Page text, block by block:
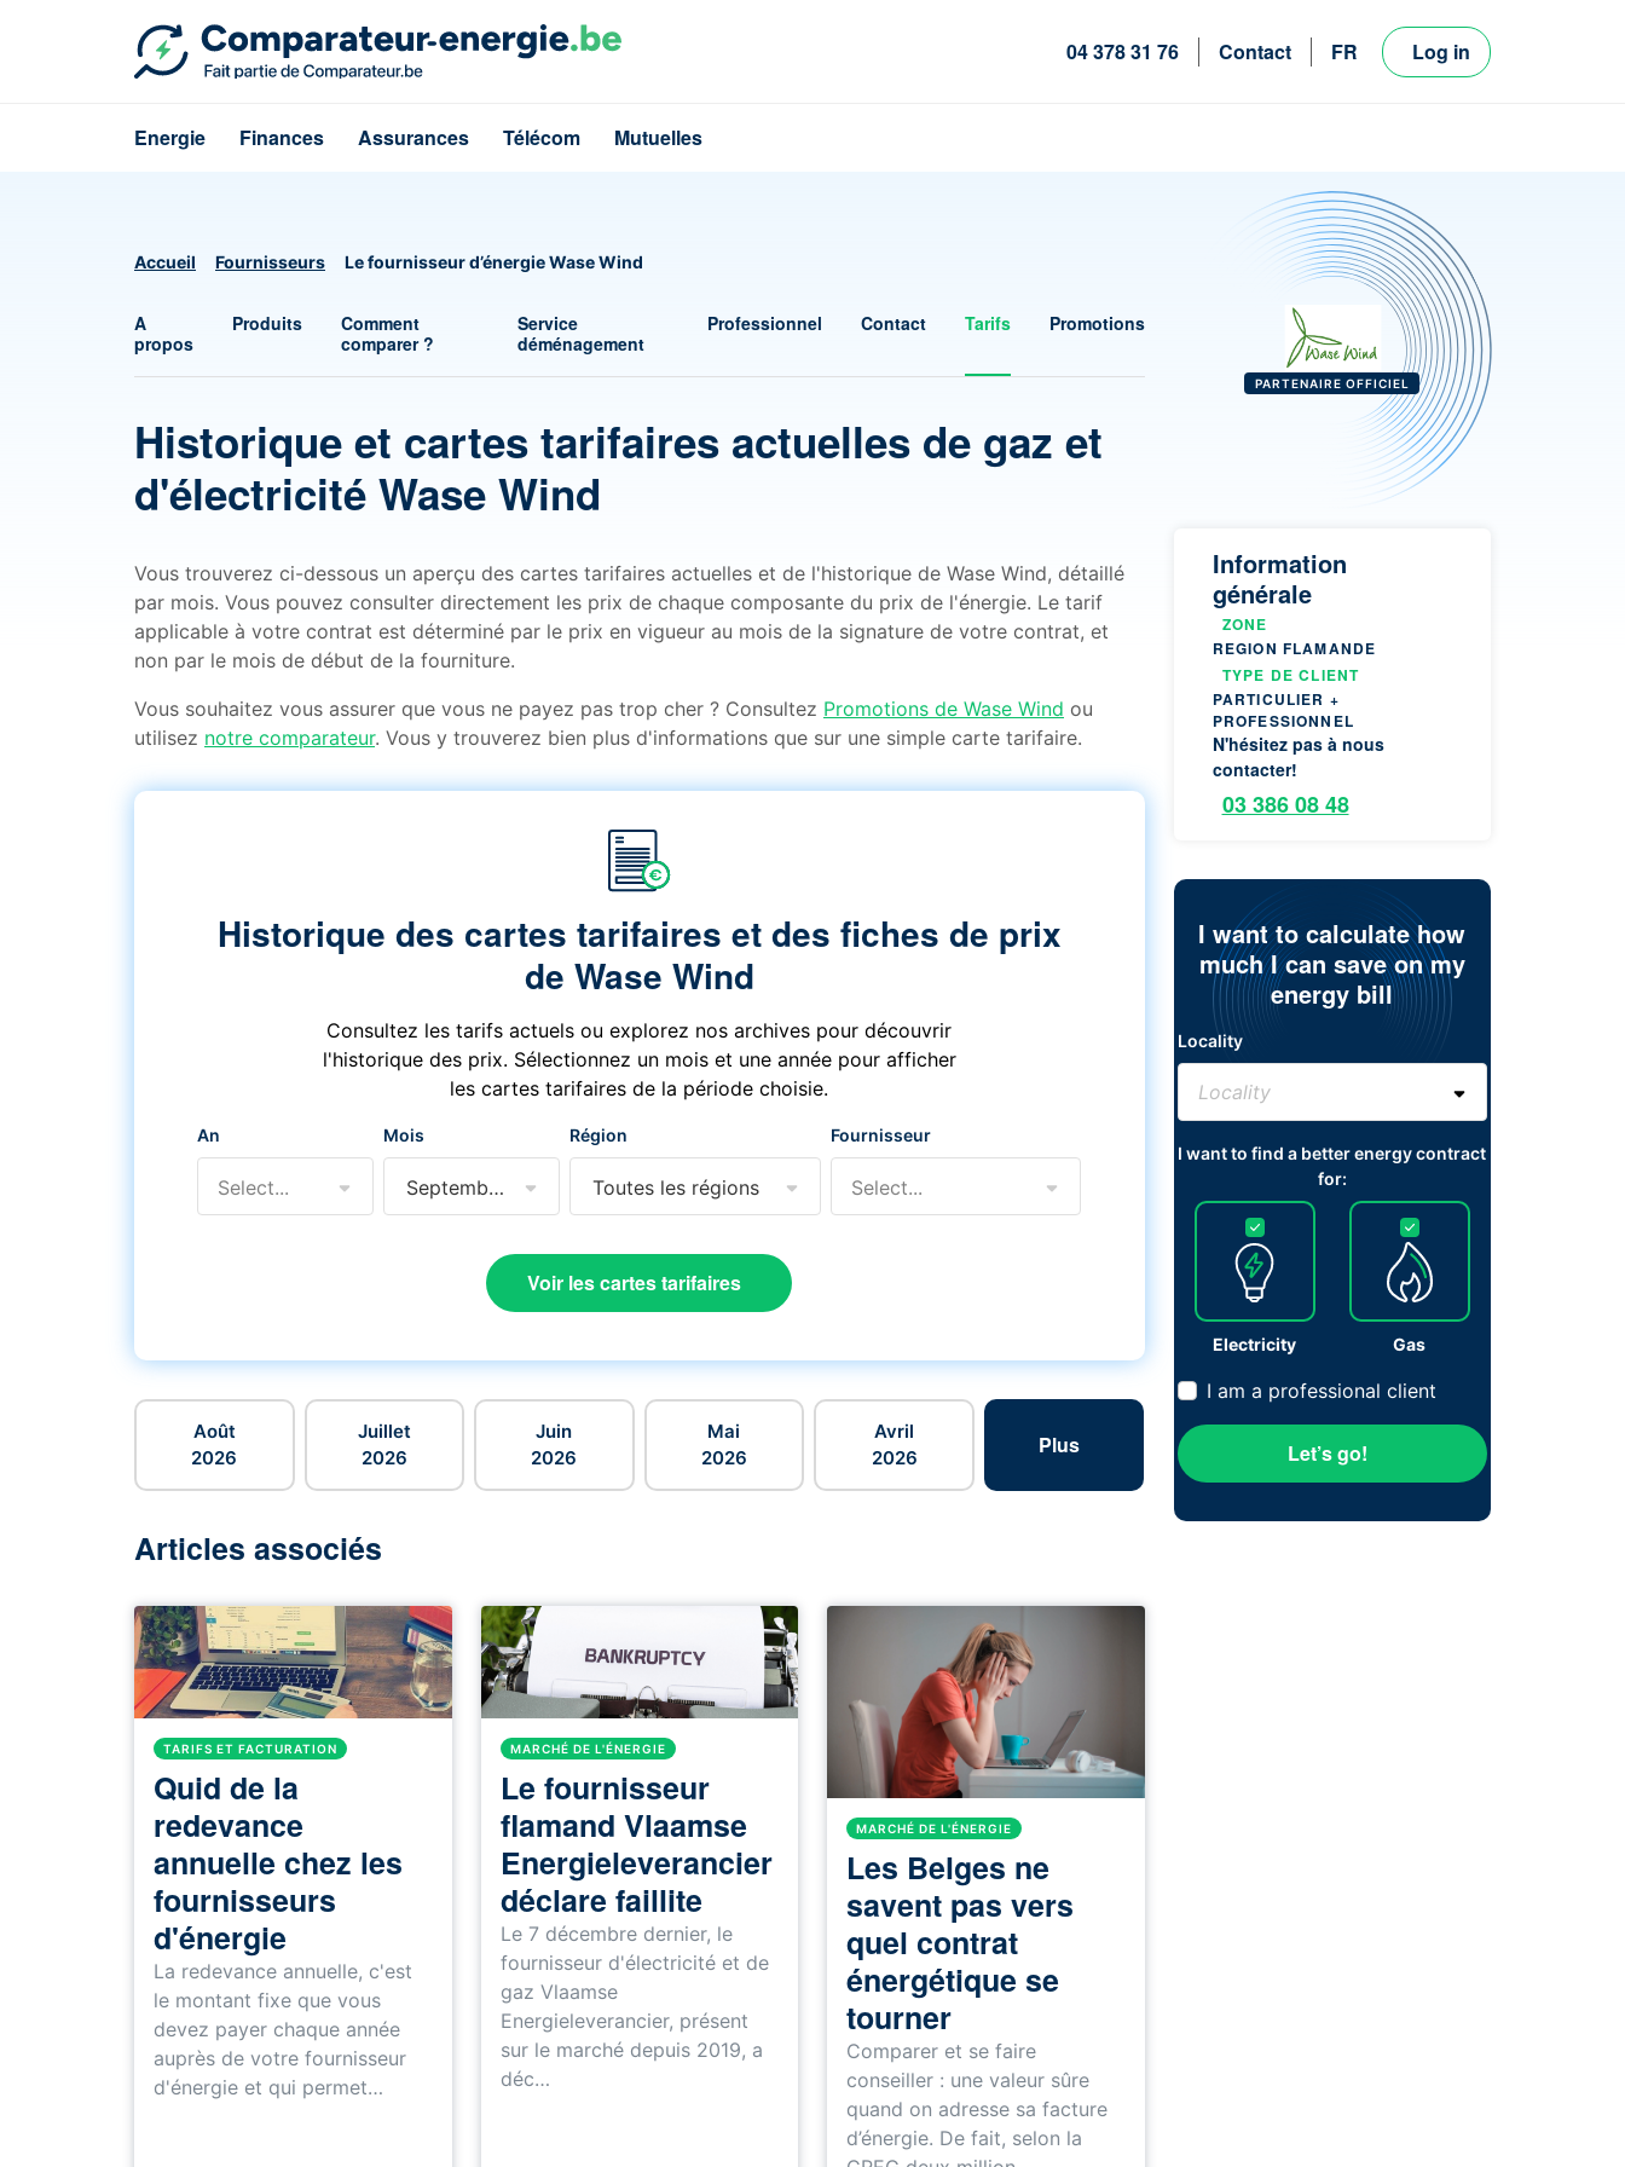
04 378 31 76 Contact
FR
Log in
Energie Finances Assurances Télécom Mutuelles
Accueil Fournisseurs Le fournisseur d’énergie Wase Wind
A
propos
Produits
Comment
comparer ?
Service
déménagement
Professionnel Contact Tarifs Promotions
Historique et cartes tarifaires actuelles de gaz et
d'électricité Wase Wind
Vous trouverez ci-dessous un aperçu des cartes tarifaires actuelles et de l'historique de Wase Wind, détaillé
par mois. Vous pouvez consulter directement les prix de chaque composante du prix de l'énergie. Le tarif
applicable à votre contrat est déterminé par le prix en vigueur au mois de la signature de votre contrat, et
non par le mois de début de la fourniture.
Vous souhaitez vous assurer que vous ne payez pas trop cher ? Consultez Promotions de Wase Wind ou
utilisez notre comparateur. Vous y trouverez bien plus d'informations que sur une simple carte tarifaire.
Historique des cartes tarifaires et des fiches de prix
de Wase Wind
Consultez les tarifs actuels ou explorez nos archives pour découvrir
l'historique des prix. Sélectionnez un mois et une année pour afficher
les cartes tarifaires de la période choisie.
An
Select...
Mois
Septembre
Région
Toutes les régions
Fournisseur
Select...
Voir les cartes tarifaires
Août
2026
Juillet
2026
Juin
2026
Mai
2026
Avril
2026
Plus
Articles associés
TARIFS ET FACTURATION
Quid de la
redevance
annuelle chez les
fournisseurs
d'énergie
La redevance annuelle, c'est
le montant fixe que vous
devez payer chaque année
auprès de votre fournisseur
d'énergie et qui permet…
MARCHÉ DE L'ÉNERGIE
Le fournisseur
flamand Vlaamse
Energieleverancier
déclare faillite
Le 7 décembre dernier, le
fournisseur d'électricité et de
gaz Vlaamse
Energieleverancier, présent
sur le marché depuis 2019, a
déc…
MARCHÉ DE L'ÉNERGIE
Les Belges ne
savent pas vers
quel contrat
énergétique se
tourner
Comparer et se faire
conseiller : une valeur sûre
quand on adresse sa facture
d’énergie. De fait, selon la
PARTENAIRE OFFICIEL
Information
générale
ZONE
REGION FLAMANDE
TYPE DE CLIENT
PARTICULIER +
PROFESSIONNEL
N'hésitez pas à nous
contacter!
03 386 08 48
I want to calculate how
much I can save on my
energy bill
Locality
I want to find a better energy contract
for:
Electricity Gas
I am a professional client
Let’s go!